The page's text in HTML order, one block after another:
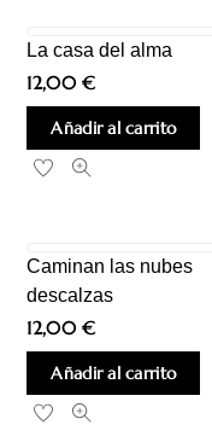
La casa del alma
12,00€
Añadir al carrito
Caminan las nubes
descalzas
12,00€
Añadir al carrito